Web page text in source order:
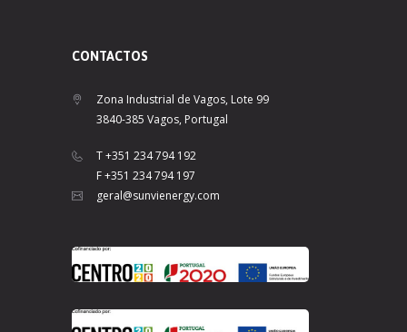
CONTACTOS
Zona Industrial de Vagos, Lote 99
3840-385 Vagos, Portugal
T +351 234 794 192
F +351 234 794 197
geral@sunvienergy.com